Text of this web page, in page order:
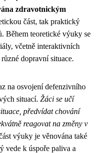
zdravotnickým
část, tak praktický
Během teoretické výuky se
včetně interaktivních
dopravní situace.
na osvojení defenzivního
situací. Žáci se učí
předvídat chování
reagovat na změny v
výuky je věnována také
vede k úspoře paliva a